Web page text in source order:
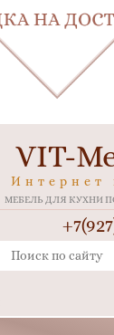
VIT-
Интернет
МЕБЕЛЬ ДЛЯ КУХНИ